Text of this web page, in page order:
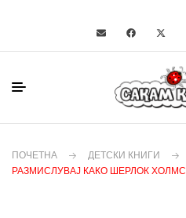
ПОЧЕТНА ДЕТСКИ КНИГИ
РАЗМИСЛУВАЈ КАКО ШЕРЛОК ХОЛМС